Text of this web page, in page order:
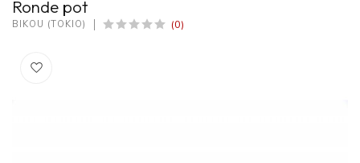
Ronde pot
BIKOU (TOKIO) (0)